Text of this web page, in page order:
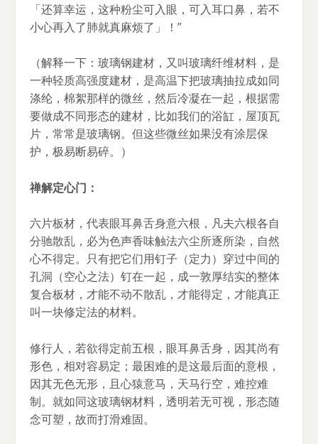
「还算幸运，这种粉尘可入眼，可入耳口鼻，若不
小心再入了肺就真麻烦了」！”
（解释一下：玻璃钢建材，又叫玻璃纤维材料，是
一种轻质高强度建材，是高温下把玻璃抽拉成如同
涤纶，棉絮那样的微丝，然后冷凝在一起，根据需
要做成不同形态的建材，比如我们的浴缸，屋顶瓦
片，常常是玻璃钢。但这些微丝如果没有涂层保
护，极易断易碎。）
禅解定心门：
六片板材，代表眼耳鼻舌身意六根，凡夫六根各自
分驰散乱，必为色声香味触法六尘所逐所染，自然
心不得定。只有把它们用钉子（定力）穿过中间的
孔洞（空心之法）钉在一起，成一敦厚结实的整体
复合板材，才能不动不散乱，才能得定，才能真正
叫一块修定法的材料。
修行人，若欲得定前五根，眼耳鼻舌身，因其尚有
形色，相对容易定；最困难的是这最后面的意根，
因其无色无形，且心猿意马，天马行空，难控难
制。就如同这玻璃钢材料，透明若无可视，形态随
念可塑，故而打滑难固。